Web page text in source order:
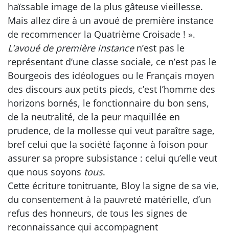
haïssable image de la plus gâteuse vieillesse.
Mais allez dire à un avoué de première instance
de recommencer la Quatrième Croisade ! ».
L’avoué de première instancen’est pas le
représentant d’une classe sociale, ce n’est pas le
Bourgeois des idéologues ou le Français moyen
des discours aux petits pieds, c’est l’homme des
horizons bornés, le fonctionnaire du bon sens,
de la neutralité, de la peur maquillée en
prudence, de la mollesse qui veut paraître sage,
bref celui que la société façonne à foison pour
assurer sa propre subsistance : celui qu’elle veut
que nous soyons tous.
Cette écriture tonitruante, Bloy la signe de sa vie,
du consentement à la pauvreté matérielle, d’un
refus des honneurs, de tous les signes de
reconnaissance qui accompagnent